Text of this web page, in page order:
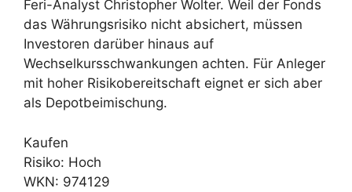
Feri-Analyst Christopher Wolter. Weil der Fonds
das Währungsrisiko nicht absichert, müssen
Investoren darüber hinaus auf
Wechselkursschwankungen achten. Für Anleger
mit hoher Risikobereitschaft eignet er sich aber
als Depotbeimischung.
Kaufen
Risiko: Hoch
WKN: 974129